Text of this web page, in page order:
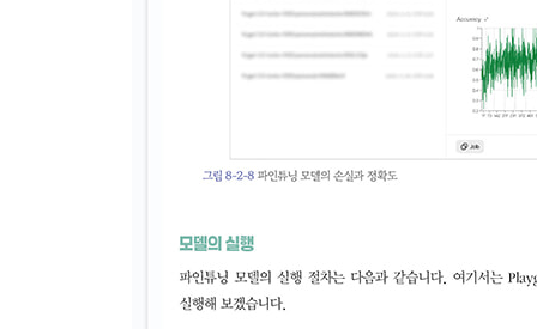
__Web search의 개요
__OpenAI API 사전 준비
5-2 File search
__File search의 이용 요금
__벡터 스토어의 생성